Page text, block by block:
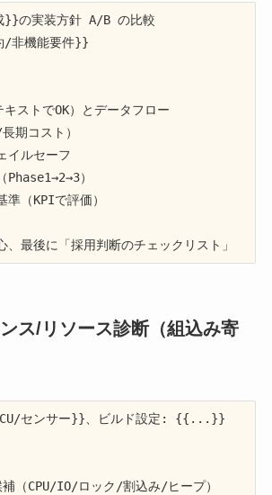
の実装方針 A/B の比較
非機能要件}}
ストでOK）とデータフロー
期コスト）
イルセーフ
）
（KPIで評価）
最後に「採用判断のチェックリスト」
ス/リソース診断（組込み寄
センサー}}、ビルド設定: {{...}}
（CPU/IO/ロック/割込み/ヒープ）